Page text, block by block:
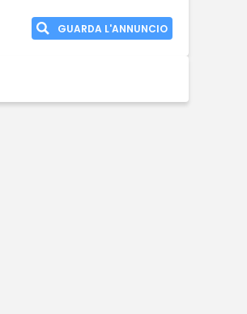
GUARDA L'ANNUNCIO